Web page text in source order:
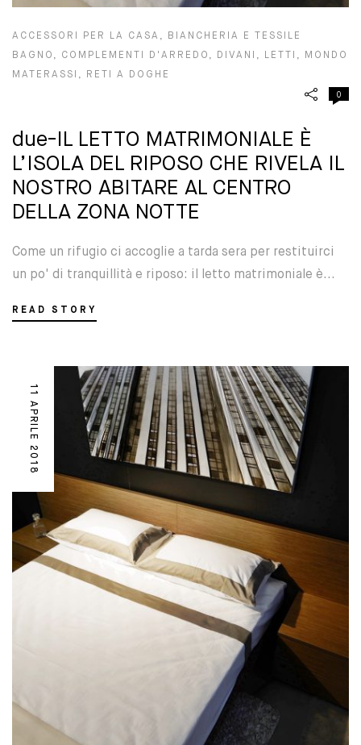
ACCESSORI PER LA CASA ,
BIANCHERIA E TESSILE
BAGNO , COMPLEMENTI D'ARREDO , DIVANI , LETTI ,
MONDO
MATERASSI , RETI A DOGHE
0
due-IL LETTO MATRIMONIALE È
L’ISOLA DEL RIPOSO CHE RIVELA IL
NOSTRO ABITARE AL CENTRO
DELLA ZONA NOTTE
Come un rifugio ci accoglie a tarda sera per restituirci
un po' di tranquillità e riposo: il letto matrimoniale è...
READ STORY
11 APRILE 2018